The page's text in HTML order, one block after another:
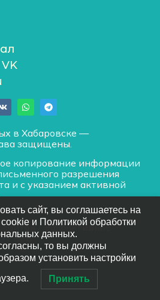
в Хабаровске —
защищены.
копирование информации
разрешения
и с указанием активной
сайтов/ Эффективное
сайт, вы соглашаетесь на
и Политикой обработки
данных.
то вы должны
установить настройки
Принять